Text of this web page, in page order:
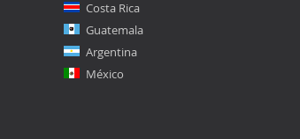
Costa Rica
Guatemala
Argentina
México